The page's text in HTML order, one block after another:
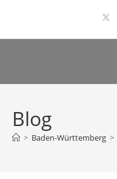
springen
Blog
> Baden-Württemberg >